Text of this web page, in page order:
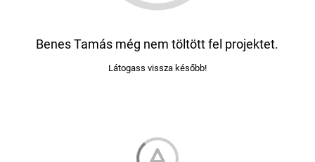
Benes Tamás még nem töltött fel projektet.
Látogass vissza később!